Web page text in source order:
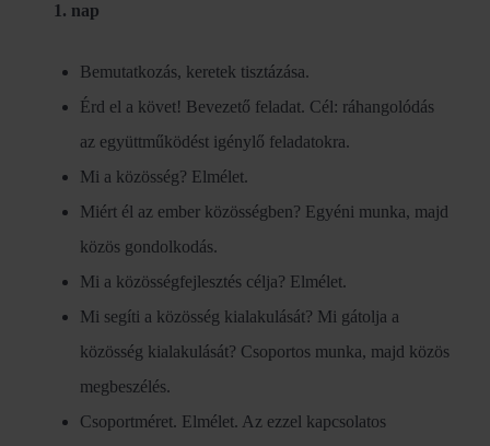
1. nap
Bemutatkozás, keretek tisztázása.
Érd el a követ! Bevezető feladat. Cél: ráhangolódás
az együttműködést igénylő feladatokra.
Mi a közösség? Elmélet.
Miért él az ember közösségben? Egyéni munka, majd
közös gondolkodás.
Mi a közösségfejlesztés célja? Elmélet.
Mi segíti a közösség kialakulását? Mi gátolja a
közösség kialakulását? Csoportos munka, majd közös
megbeszélés.
Csoportméret. Elmélet. Az ezzel kapcsolatos